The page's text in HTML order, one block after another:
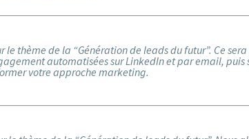
thème de la “Génération de leads du futur”. Ce
automatisées sur LinkedIn et par email, puis
votre approche marketing.